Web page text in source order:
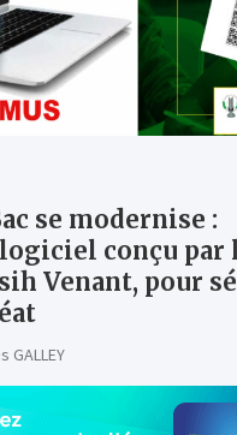
se modernise :
conçu par
Venant, pour
GALLEY